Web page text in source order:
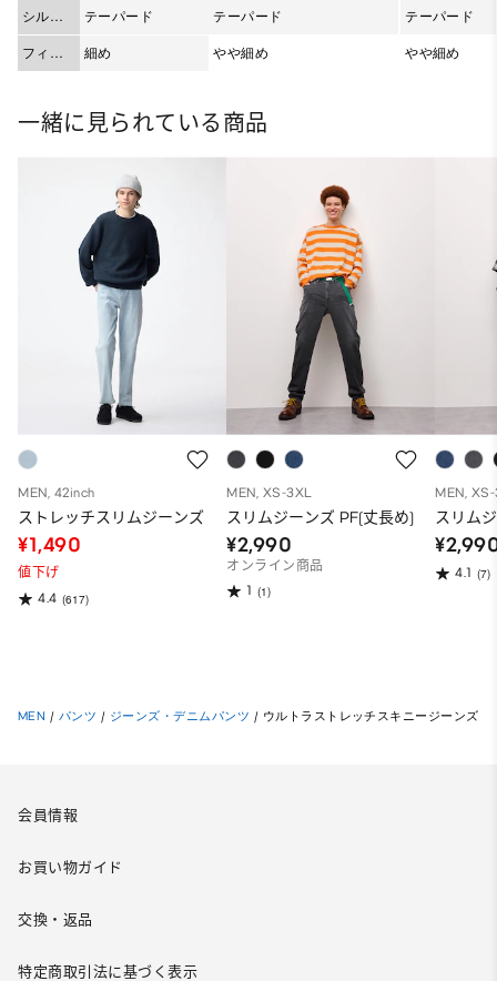
シルエ
ット
テーパード
フィッ
ト
細め
テーパード
やや細め
テーパード
やや細め
一緒に見られている商品
MEN, 42inch
ストレッチスリムジーンズ
¥1,490
値下げ
4.4 (617)
MEN, XS-3XL
スリムジーンズ PF(丈長め)
¥2,990
オンライン商品
1 (1)
MEN,
スリム
4.1 (7)
MEN / パンツ / ジーンズ・デニムパンツ / ウルトラストレッチスキニージーンズ
会員情報
お買い物ガイド
交換・返品
特定商取引法に基づく表示